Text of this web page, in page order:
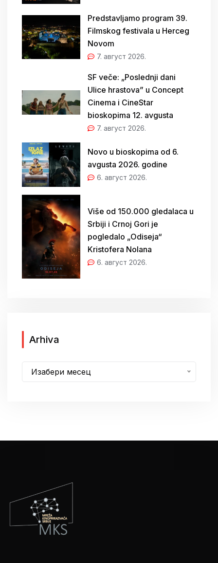
Predstavljamo program 39.
Filmskog festivala u Herceg
Novom
7. август 2026.
SF veče: „Poslednji dani
Ulice hrastova” u Concept
Cinema i CineStar
bioskopima 12. avgusta
7. август 2026.
Novo u bioskopima od 6.
avgusta 2026. godine
6. август 2026.
Više od 150.000 gledalaca u
Srbiji i Crnoj Gori je
pogledalo „Odiseja“
Kristofera Nolana
6. август 2026.
Arhiva
h
i
Изабери месец